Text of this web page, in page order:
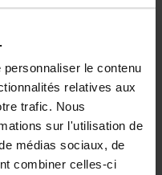
le contenu
relatives aux
trafic. Nous
sur l'utilisation de
médias sociaux, de
combiner celles-ci